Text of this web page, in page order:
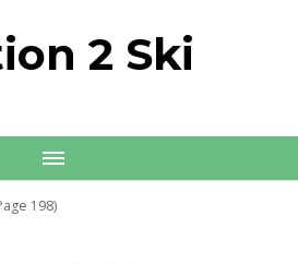
2 Ski
198)